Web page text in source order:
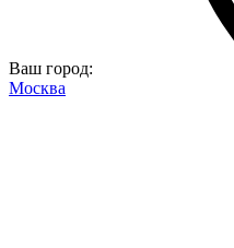
Ваш город:
Москва